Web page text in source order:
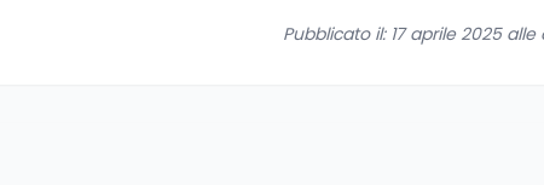
Pubblicato il: 17 aprile 2025 alle